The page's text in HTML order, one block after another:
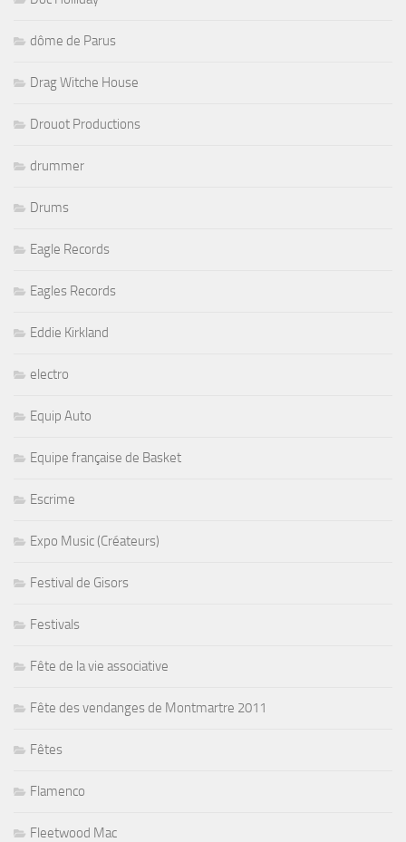
dôme de Parus
Drag Witche House
Drouot Productions
drummer
Drums
Eagle Records
Eagles Records
Eddie Kirkland
electro
Equip Auto
Equipe française de Basket
Escrime
Expo Music (Créateurs)
Festival de Gisors
Festivals
Fête de la vie associative
Fête des vendanges de Montmartre 2011
Fêtes
Flamenco
Fleetwood Mac